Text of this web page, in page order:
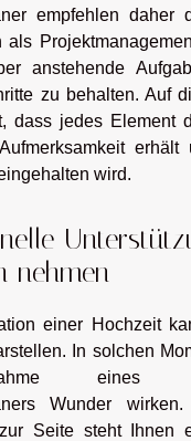
empfehlen daher
als
anstehende
zu behalten. Auf
dass jedes Element
erhält
wird.
nehmen
einer Hochzeit
In solchen
eines
Wunder
Seite steht Ihnen